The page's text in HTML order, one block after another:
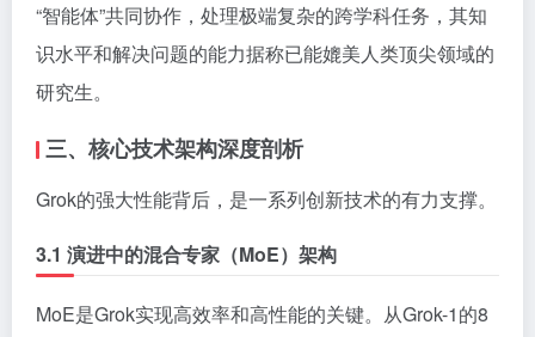
“智能体”共同协作，处理极端复杂的跨学科任务，其知
识水平和解决问题的能力据称已能媲美人类顶尖领域的
研究生。
三、核心技术架构深度剖析
Grok的强大性能背后，是一系列创新技术的有力支撑。
3.1 演进中的混合专家（MoE）架构
MoE是Grok实现高效率和高性能的关键。从Grok-1的8